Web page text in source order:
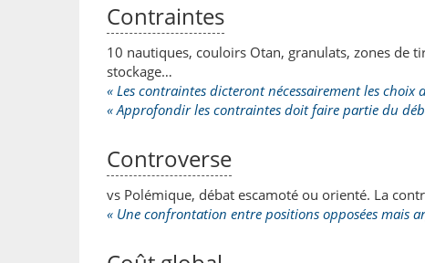
Contraintes
10 nautiques, couloirs Otan, granulats, zones de
stockage…
« Les contraintes dicteront nécessairement les choix
« Approfondir les contraintes doit faire partie du
Controverse
vs Polémique, débat escamoté ou orienté. La
« Une confrontation entre positions opposées mais